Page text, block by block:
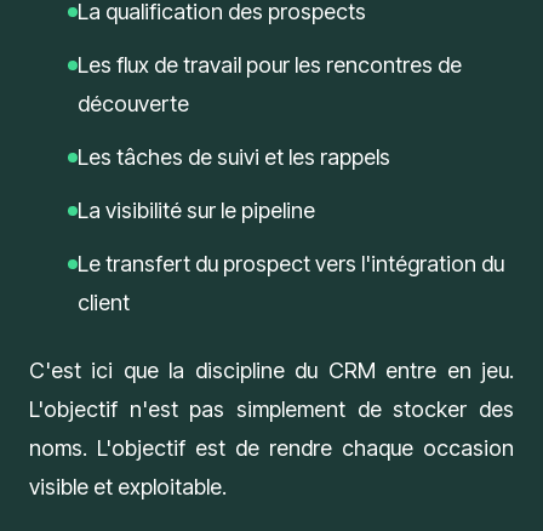
La qualification des prospects
Les flux de travail pour les rencontres de
découverte
Les tâches de suivi et les rappels
La visibilité sur le pipeline
Le transfert du prospect vers l'intégration du
client
C'est ici que la discipline du CRM entre en jeu.
L'objectif n'est pas simplement de stocker des
noms. L'objectif est de rendre chaque occasion
visible et exploitable.